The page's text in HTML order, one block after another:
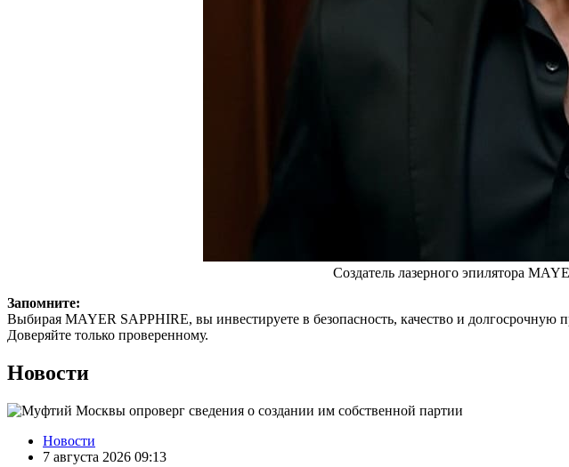
Создатель лазерного эпилятора
Запомните:
Выбирая MAYER SAPPHIRE, вы инвестируете в безопасность, качество и долгосрочную
Доверяйте только проверенному.
Новости
Новости
7 августа 2026 09:13